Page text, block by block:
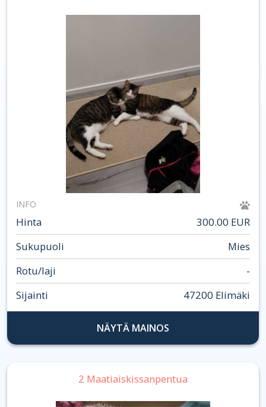
INFO
Hinta
300.00 EUR
Sukupuoli
Mies
Rotu/laji
-
Sijainti
47200 Elimäki
NÄYTÄ MAINOS
2 Maatiaiskissanpentua